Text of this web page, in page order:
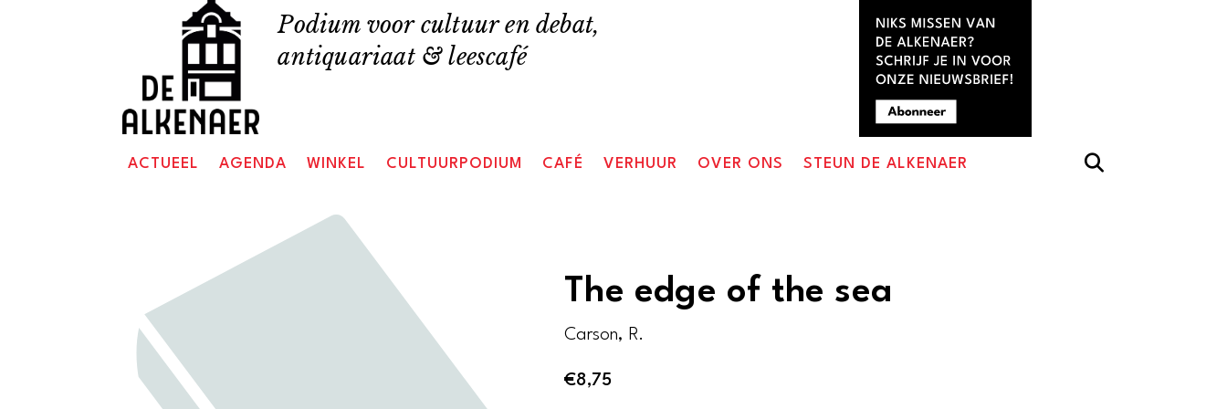
Podium voor cultuur en debat,
antiquariaat & leescafé
ACTUEEL AGENDA WINKEL CULTUURPODIUM CAFÉ VERHUUR OVER ONS STEUN DE ALKENAER
The edge of the sea
Carson, R.
€8,75